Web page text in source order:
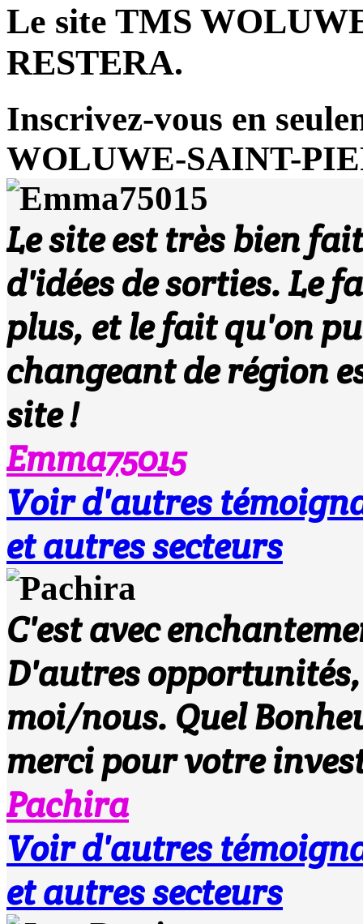
Le site TMS
RESTERA.
Inscrivez-vous en
WOLUWE-SAINT-
Le site est très bien
d'idées de sorties. Le
plus, et le fait qu'on
changeant de région
site !
Emma75015
Voir d'autres
et autres secteurs
C'est avec
D'autres
moi/nous. Quel
merci pour votre
Pachira
Voir d'autres
et autres secteurs